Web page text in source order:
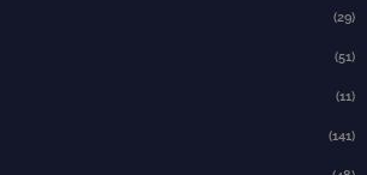
(29)
(51)
(11)
(141)